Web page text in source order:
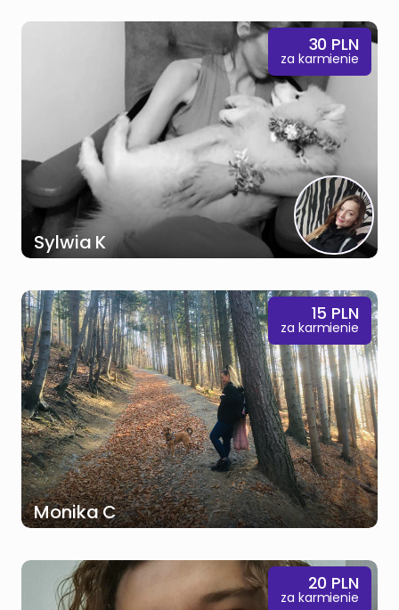
30 PLN
za karmienie
Sylwia K
15 PLN
za karmienie
Monika C
20 PLN
za karmienie